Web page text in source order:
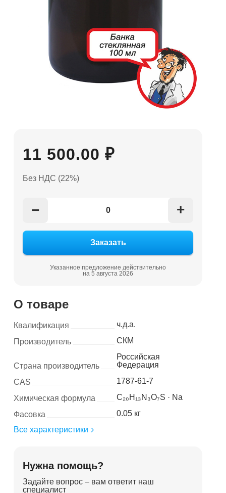
11 500.00 ₽
Без НДС (22%)
− +
Указанное предложение действительно
на 5 августа 2026
О товаре
Квалификация
ч.д.а.
Производитель
СКМ
Страна производитель
Российская
Федерация
CAS
1787-61-7
Химическая формула
C₂₀H₁₃N₃O₇S · Na
Фасовка
0.05 кг
Все характеристики
Нужна помощь?
Задайте вопрос – вам ответит наш
специалист